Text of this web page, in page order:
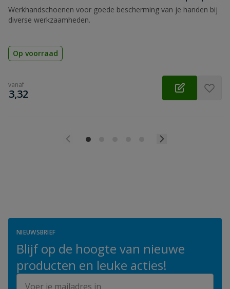
Werkhandschoenen voor goede bescherming van je handen bij
diverse werkzaamheden.
Op voorraad
vanaf
€
3,32
NIEUWSBRIEF
Blijf op de hoogte van nieuwe
producten en leuke acties!